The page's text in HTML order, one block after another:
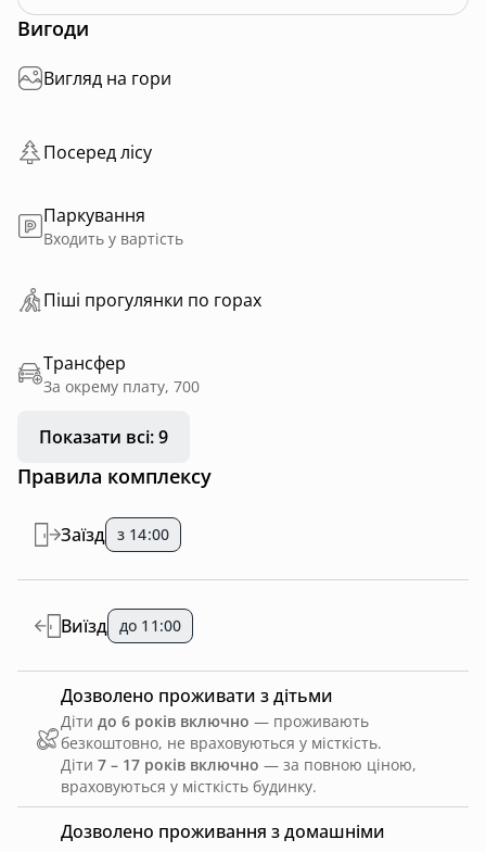
Вигоди
Вигляд на гори
Посеред лісу
Паркування
Входить у вартість
Пiшi прoгулянки пo горах
Трансфер
За окрему плату, 700
Показати всі: 9
Правила комплексу
Дозволено проживання з домашніми
Заїзд з 14:00
Виїзд до 11:00
Дозволено проживати з дітьми
Діти до 6 років включно — проживають
безкоштовно, не враховуються у місткість.
Діти 7 – 17 років включно — за повною ціною,
враховуються у місткість будинку.